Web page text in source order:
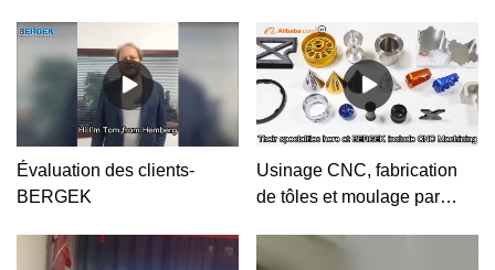
métalliques ?
Évaluation des clients-
BERGEK
Usinage CNC, fabrication
de tôles et moulage par